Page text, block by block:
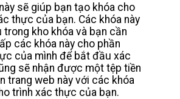
sẽ giúp bạn tạo khóa cho
thực của bạn. Các khóa này
kho khóa và bạn cần
các khóa này cho phần
của mình để bắt đầu xác
sẽ nhận được một tệp tiền
trang web này với các khóa
trình xác thực của bạn.